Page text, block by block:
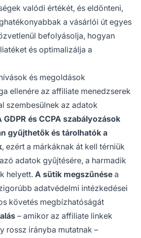
valódi értékét, és eldönteni,
a vásárlói út egyes
befolyásolja, hogyan
és optimalizálja a
és megoldások
ellenére az affiliate menedzserek
szembesülnek az adatok
GDPR és CCPA szabályozások
gyűjthetők és tárolhatók a
, ezért a márkáknak át kell térniük
adatok gyűjtésére, a harmadik
helyett. A sütik megszűnése a
adatvédelmi intézkedései
követés megbízhatóságát
– amikor az affiliate linkek
rossz irányba mutatnak –